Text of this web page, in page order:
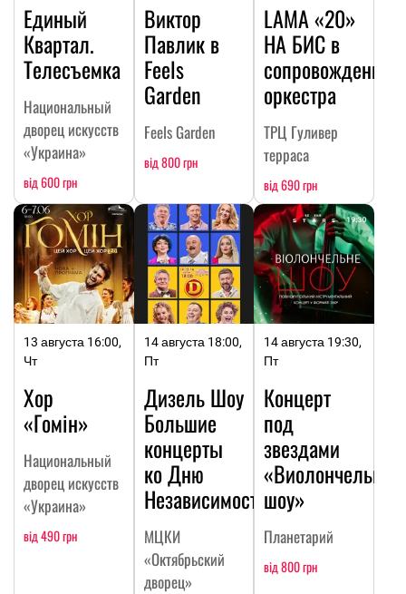
Единый
Квартал.
Телесъемка
Национальный
дворец искусств
«Украина»
від 600 грн
Виктор
Павлик в
Feels
Garden
Feels Garden
від 800 грн
LAMA «20»
НА БИC в
сопровождении
оркестра
ТРЦ Гуливер
терраса
від 690 грн
13 августа 16:00,
Чт
Хор
«Гомін»
Национальный
дворец искусств
«Украина»
від 490 грн
14 августа 18:00,
Пт
Дизель Шоу
Большие
концерты
ко Дню
Независимости
МЦКИ
«Октябрьский
дворец»
14 августа 19:30,
Пт
Концерт
под
звездами
«Виолончельное
шоу»
Планетарий
від 800 грн